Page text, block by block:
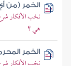
الخمر (من أي
نخب الأفكار
هي ؟
الخمر